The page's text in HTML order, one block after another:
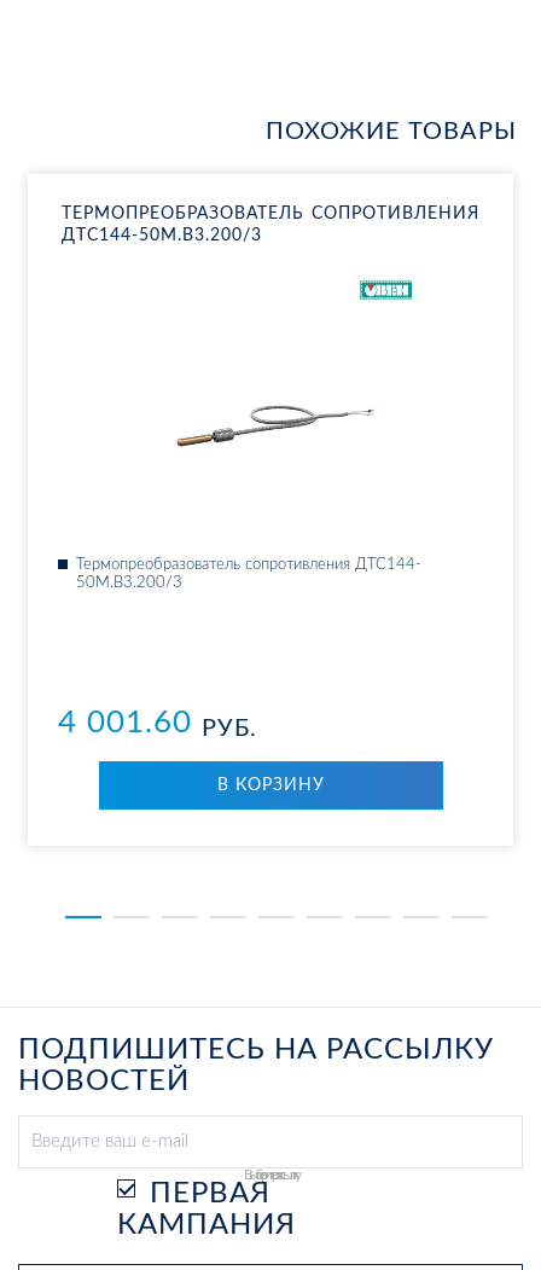
ПОХОЖИЕ ТОВАРЫ
ТЕР­МО­ПРЕ­ОБ­РА­ЗО­ВА­ТЕЛЬ СО­ПРО­ТИВ­ЛЕ­НИЯ
ДТ­С144-50М.В3.200/3
Тер­мо­пре­об­ра­зо­ва­тель со­про­тив­ле­ния ДТ­С144-
50М.В3.200/3
4 001.60 РУБ.
В КОР­ЗИ­НУ
ПОДПИШИТЕСЬ НА РАССЫЛКУ
НОВОСТЕЙ
Выберите рассылку
ПЕРВАЯ
КАМПАНИЯ